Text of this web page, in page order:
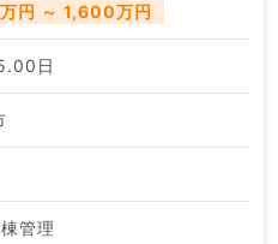
円 ～ 1,600万円
日
管理